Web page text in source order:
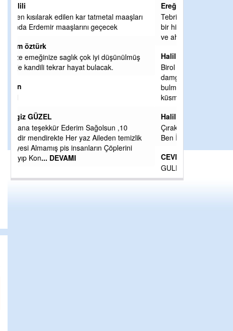
Ereğlili
Tebrikler başkanım ve yönetim kurulu, güzel
bir hizmet.Ereğlimizin terası sayenizde huzur
Halil Aydın
Birol Şahin ülke hizmetine çeyrek asır
bulmuş hali yalpalamadan saf değiştirmeden
Halil Aydın
Çırak ustasından öğrenir kısmet bağlamayı...
Ben İbrahim Yalçını tebrik ediyorum.
CEVDET YILMAZ
GULDERE DERE ÇALIŞMALARI, SEKIZ YIL
ÖNCE ALKAYA TARAFINDAN BAŞLATILDI,